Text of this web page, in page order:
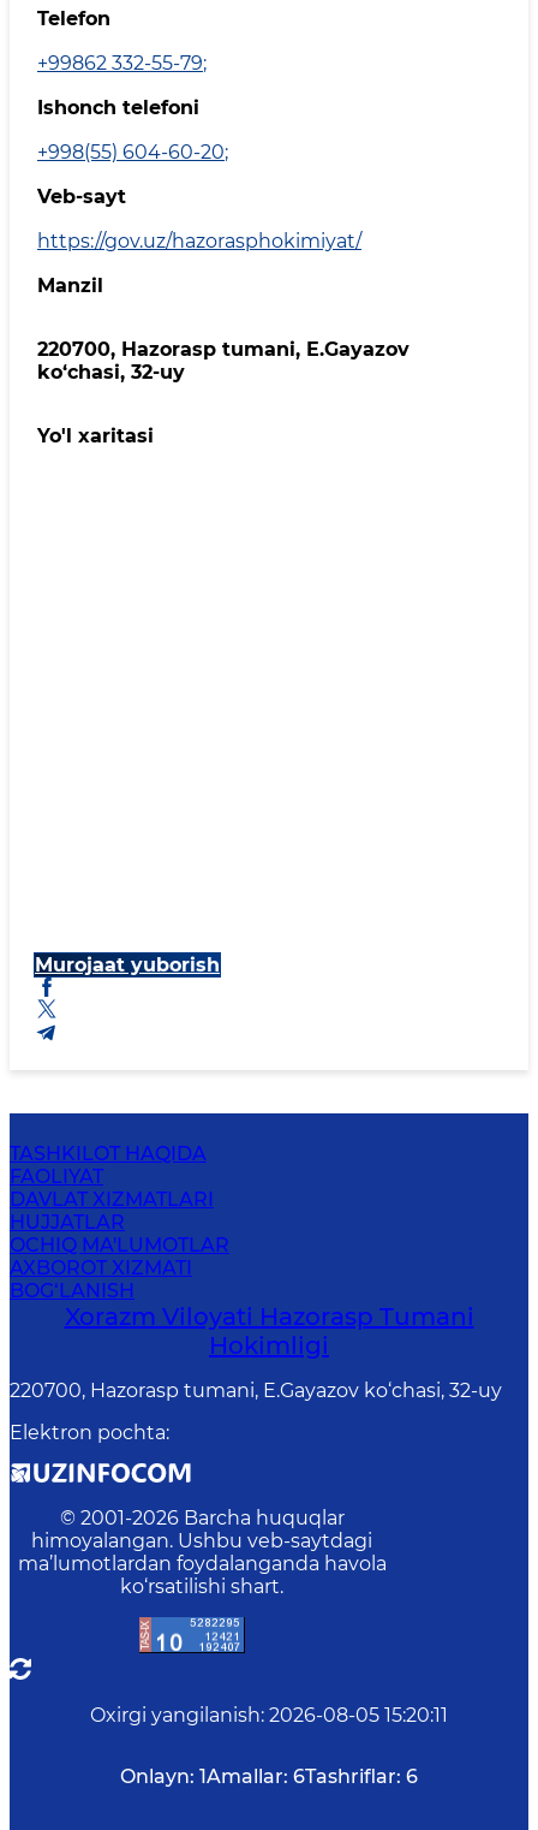
Telefon
+99862 332-55-79;
Ishonch telefoni
+998(55) 604-60-20;
Veb-sayt
https://gov.uz/hazorasphokimiyat/
Manzil
220700, Hazorasp tumani, E.Gayazov
ko‘chasi, 32-uy
Yo'l xaritasi
Murojaat yuborish
TASHKILOT HAQIDA
FAOLIYAT
DAVLAT XIZMATLARI
HUJJATLAR
OCHIQ MA'LUMOTLAR
AXBOROT XIZMATI
BOG‘LANISH
Xorazm Viloyati Hazorasp Tumani
Hokimligi
220700, Hazorasp tumani, E.Gayazov ko‘chasi, 32-uy
Elektron pochta:
© 2001-2026 Barcha huquqlar
himoyalangan. Ushbu veb-saytdagi
ma’lumotlardan foydalanganda havola
ko‘rsatilishi shart.
Oxirgi yangilanish: 2026-08-05 15:20:11
Onlayn: 1Amallar: 6Tashriflar: 6